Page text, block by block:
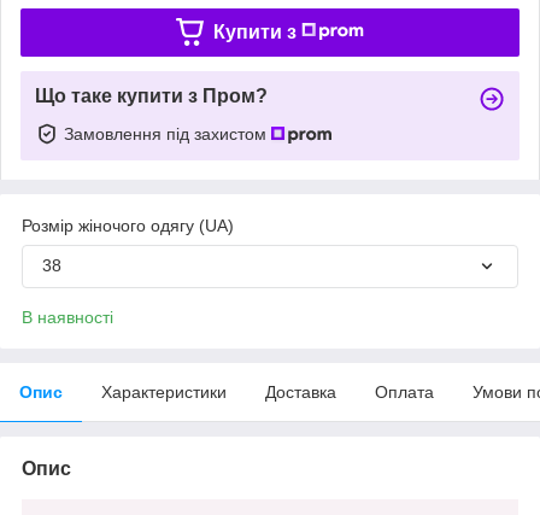
Купити з
Що таке купити з Пром?
Замовлення під захистом
Розмір жіночого одягу (UA)
38
В наявності
Опис Характеристики Доставка Оплата Умови
Опис